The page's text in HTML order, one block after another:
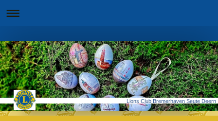
Lions Club Bremerhaven Seute Deern